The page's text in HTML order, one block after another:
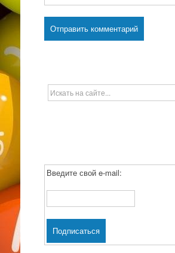
Введите свой e-mail: